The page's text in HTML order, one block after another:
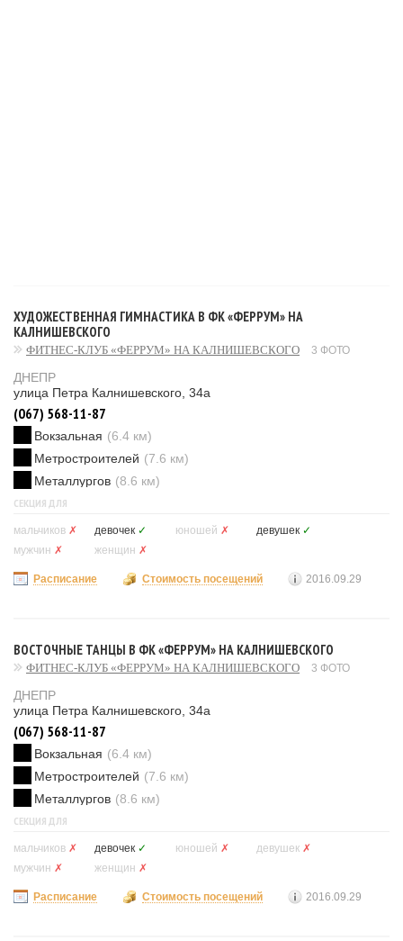
ХУДОЖЕСТВЕННАЯ ГИМНАСТИКА В ФК «ФЕРРУМ» НА
КАЛНИШЕВСКОГО
ФИТНЕС-КЛУБ «ФЕРРУМ» НА КАЛНИШЕВСКОГО 3 ФОТО
ДНЕПР
улица Петра Калнишевского, 34а
(067) 568-11-87
Вокзальная (6.4 км)
Метростроителей (7.6 км)
Металлургов (8.6 км)
СЕКЦИЯ ДЛЯ
мальчиков ✗ девочек ✓ юношей ✗ девушек ✓
мужчин ✗ женщин ✗
Расписание Стоимость посещений 2016.09.29
ВОСТОЧНЫЕ ТАНЦЫ В ФК «ФЕРРУМ» НА КАЛНИШЕВСКОГО
ФИТНЕС-КЛУБ «ФЕРРУМ» НА КАЛНИШЕВСКОГО 3 ФОТО
ДНЕПР
улица Петра Калнишевского, 34а
(067) 568-11-87
Вокзальная (6.4 км)
Метростроителей (7.6 км)
Металлургов (8.6 км)
СЕКЦИЯ ДЛЯ
мальчиков ✗ девочек ✓ юношей ✗ девушек ✗
мужчин ✗ женщин ✗
Расписание Стоимость посещений 2016.09.29